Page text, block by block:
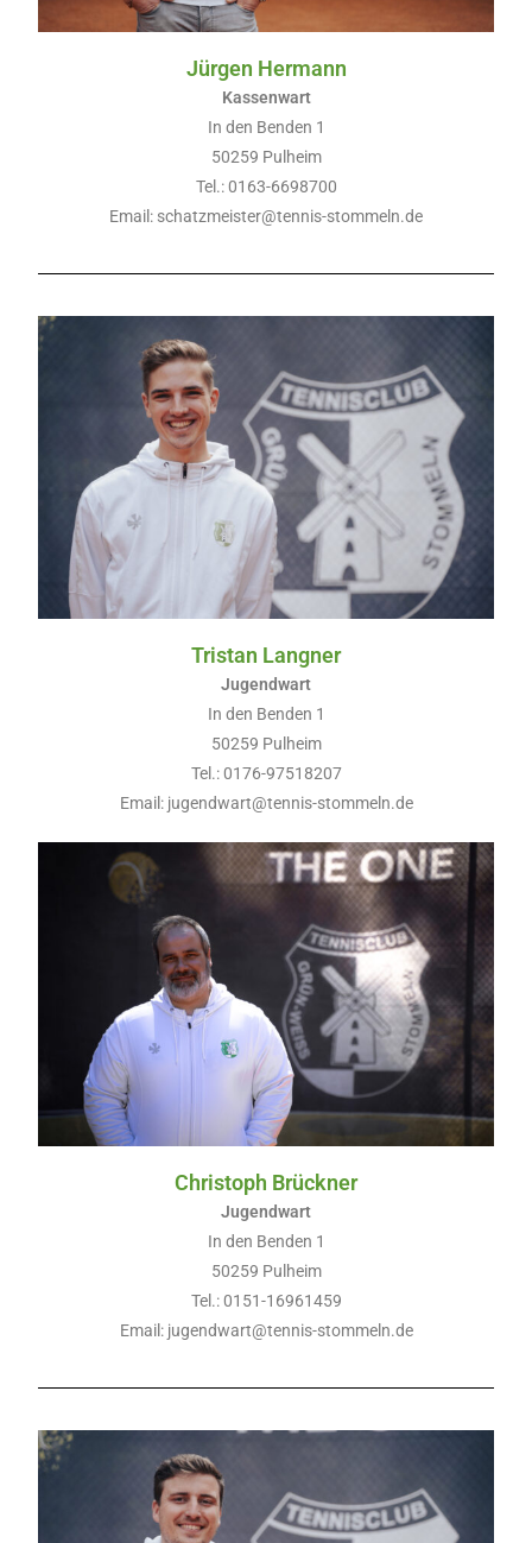
Jürgen Hermann
Kassenwart
In den Benden 1
50259 Pulheim
Tel.: 0163-6698700
Email: schatzmeister@tennis-stommeln.de
Tristan Langner
Jugendwart
In den Benden 1
50259 Pulheim
Tel.: 0176-97518207
Email: jugendwart@tennis-stommeln.de
Christoph Brückner
Jugendwart
In den Benden 1
50259 Pulheim
Tel.: 0151-16961459
Email: jugendwart@tennis-stommeln.de